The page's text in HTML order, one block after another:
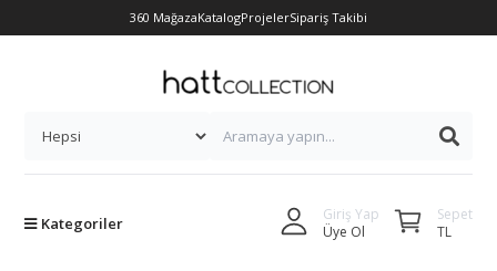
360 MağazaKatalogProjelerSipariş Takibi
Kategoriler
Giriş Yap
Üye Ol
Sepet
TL